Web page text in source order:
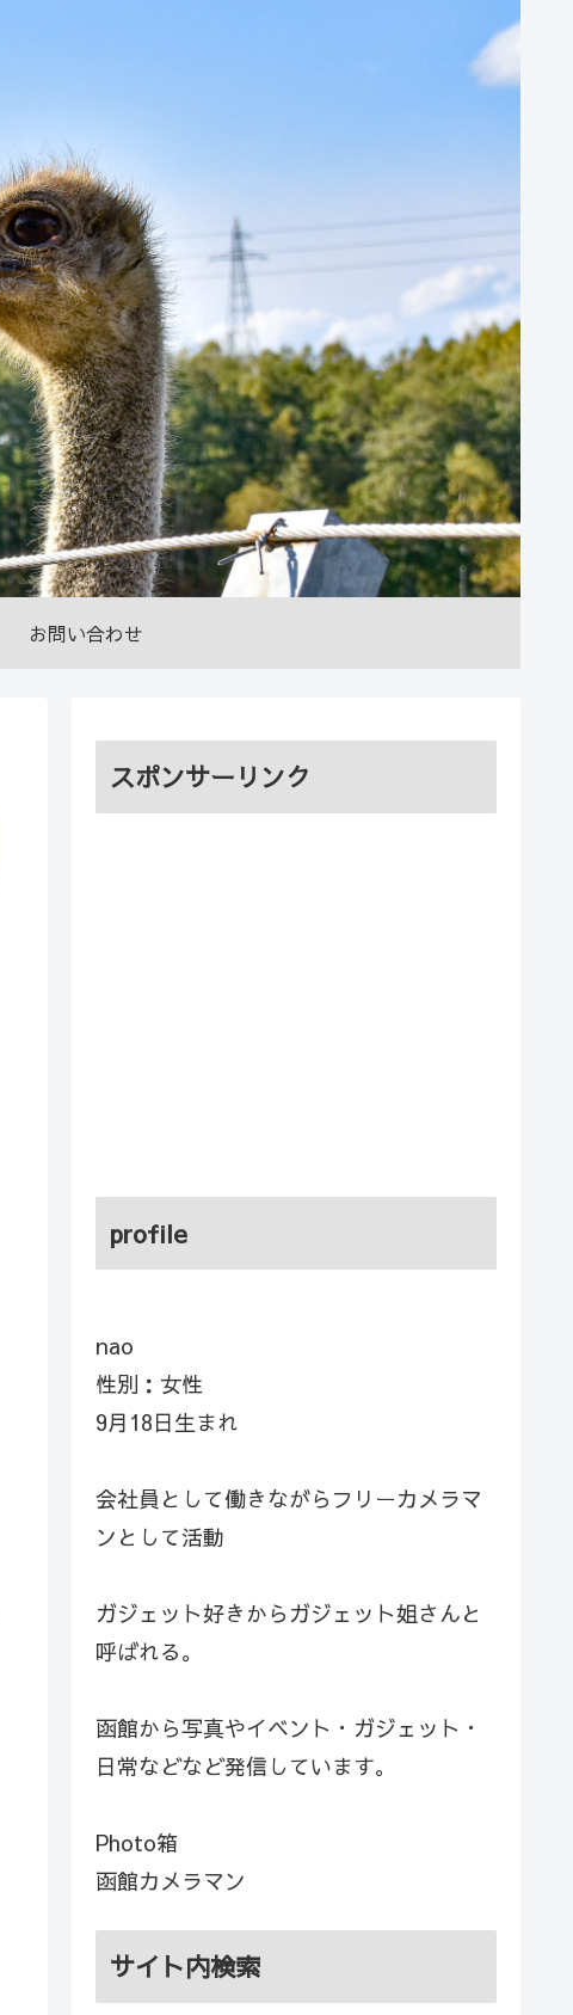
お問い合わせ
スポンサーリンク
profile
nao
性別：女性
9月18日生まれ
会社員として働きながらフリーカメラマ
ンとして活動
ガジェット好きからガジェット姐さんと
呼ばれる。
函館から写真やイベント・ガジェット・
日常などなど発信しています。
Photo箱
函館カメラマン
サイト内検索